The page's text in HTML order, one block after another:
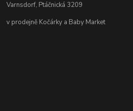
Varnsdorf, Ptáčnická 3209
v prodejně Kočárky a Baby Market